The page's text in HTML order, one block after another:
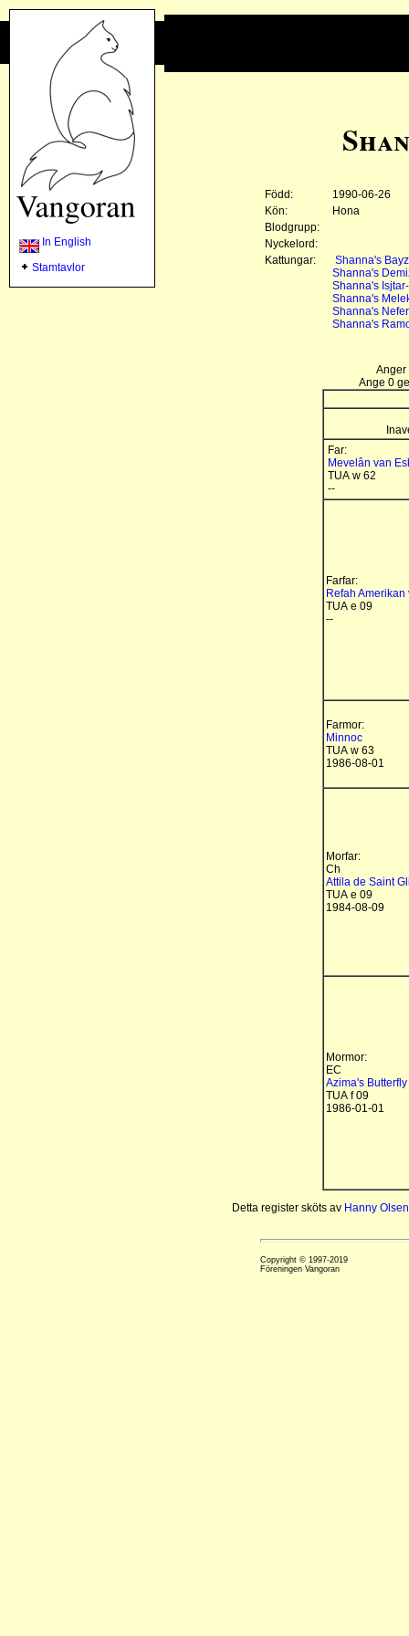
In English
Stamtavlor
Född:
1990-06-26
Kön:
Hona
Blodgrupp:
Nyckelord:
Kattungar:
Shanna's
Shanna's
Shanna's
Shanna's
Shanna's
Shanna's
Anger
Ange 0
Far:
Mevelân van
TUA w 62
--
Farfar:
Refah
TUA e 09
--
Farmor:
Minnoc
TUA w 63
1986-08-01
Morfar:
Ch
Attila de Saint
TUA e 09
1984-08-09
Mormor:
EC
Azima's Butterfly
TUA f 09
1986-01-01
Detta register sköts av Hanny Olsen
Copyright © 1997-2019
Föreningen Vangoran